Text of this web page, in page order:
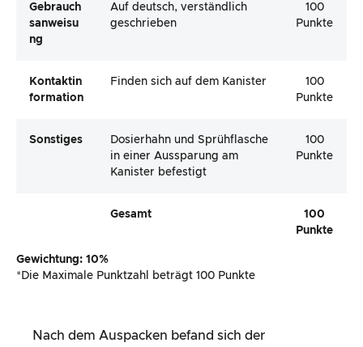
Gebrauch
Sanweisu
Ng
Auf deutsch, verständlich
geschrieben
100
Punkte
Kontaktin
Formation
Finden sich auf dem Kanister
100
Punkte
Sonstiges
Dosierhahn und Sprühflasche
in einer Aussparung am
Kanister befestigt
100
Punkte
Gesamt
100
Punkte
Gewichtung: 10%
*Die Maximale Punktzahl beträgt 100 Punkte
Nach dem Auspacken befand sich der